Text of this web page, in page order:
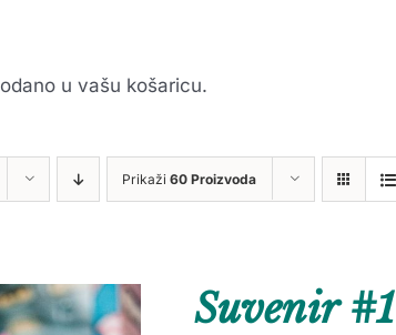
u vašu košaricu.
Prikaži 60 Proizvoda
Suvenir #1